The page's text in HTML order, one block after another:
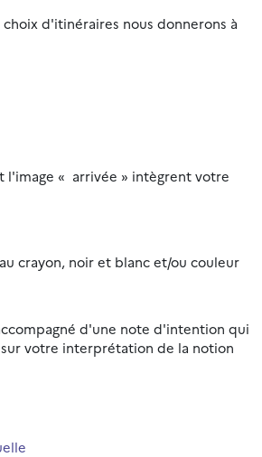
d'itinéraires nous donnerons à
l'image « arrivée » intègrent votre
crayon, noir et blanc et/ou couleur
d'une note d'intention qui
votre interprétation de la notion